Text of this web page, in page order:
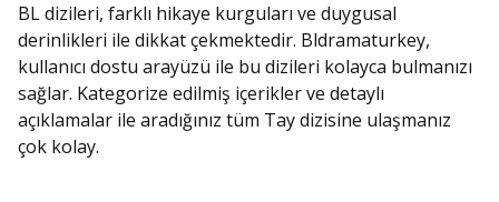
BL dizileri, farklı hikaye kurguları ve duygusal
derinlikleri ile dikkat çekmektedir. Bldramaturkey,
kullanıcı dostu arayüzü ile bu dizileri kolayca bulmanızı
sağlar. Kategorize edilmiş içerikler ve detaylı
açıklamalar ile aradığınız tüm Tay dizisine ulaşmanız
çok kolay.